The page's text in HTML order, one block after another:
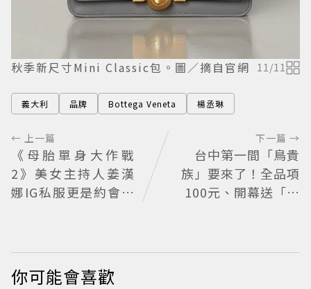
秋季新尺寸Mini Classic包。圖／摘自官網 11/11
義大利 品牌 Bottega Veneta 楊丞琳
← 上一篇
《母胎單身大作戰
2》美女主持人姜漢
娜IG私服更是約會範
下一篇 →
台中第一間「鳥貴
族」要來了！全品項
100元、開幕送「酥
你可能會喜歡